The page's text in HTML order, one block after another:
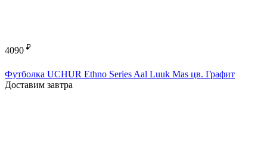
4090 ₽
Футболка UCHUR Ethno Series Aal Luuk Mas цв. Графит
Доставим завтра